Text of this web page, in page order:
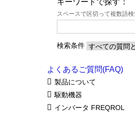
キーワードで探す：
スペースで区切って複数語
検索条件
よくあるご質問(FAQ)
製品について
駆動機器
インバータ FREQROL